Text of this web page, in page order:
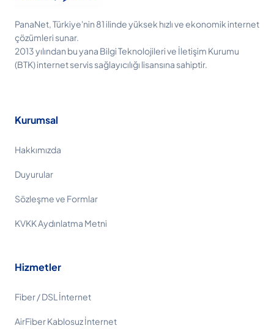
PanaNet, Türkiye'nin 81 ilinde yüksek hızlı ve ekonomik internet
çözümleri sunar.
2013 yılından bu yana Bilgi Teknolojileri ve İletişim Kurumu
(BTK) internet servis sağlayıcılığı lisansına sahiptir.
Kurumsal
Hakkımızda
Duyurular
Sözleşme ve Formlar
KVKK Aydınlatma Metni
Hizmetler
Fiber / DSL İnternet
AirFiber Kablosuz İnternet